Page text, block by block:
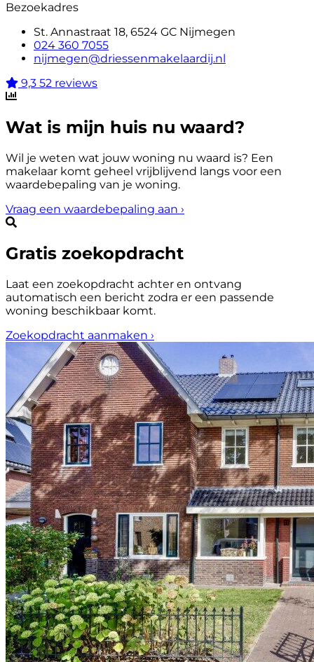
Bezoekadres
St. Annastraat 18, 6524 GC Nijmegen
024 360 7055
nijmegen@driessenmakelaardij.nl
9,3 52 reviews
Wat is mijn huis nu waard?
Wil je weten wat jouw woning nu waard is? Een
makelaar komt geheel vrijblijvend langs voor een
waardebepaling van je woning.
Vraag een waardebepaling aan ›
Gratis zoekopdracht
Laat een zoekopdracht achter en ontvang
automatisch een bericht zodra er een passende
woning beschikbaar komt.
Zoekopdracht aanmaken ›